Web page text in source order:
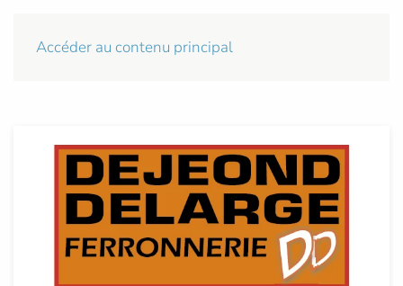
Accéder au contenu principal